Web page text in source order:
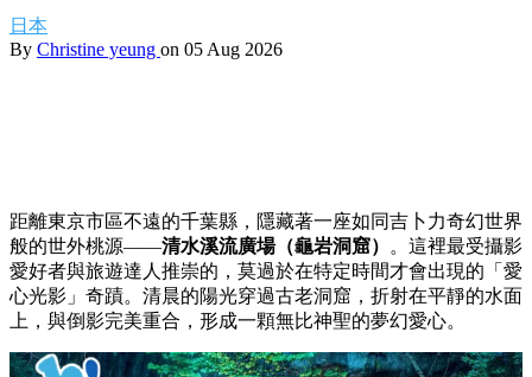
日本
By Christine yeung on 05 Aug 2026
距離東京市區不遠的千葉縣，隱藏著一座如同吉卜力奇幻世界
般的世外桃源——清水溪流廣場（龜岩洞窟） 。這裡最受攝影
愛好者與旅遊達人推崇的，莫過於在特定時間才會出現的「愛
心光影」奇蹟。清晨的陽光穿過古老洞窟，折射在平靜的水面
上，與倒影完美重合，形成一顆無比神聖的夢幻愛心。